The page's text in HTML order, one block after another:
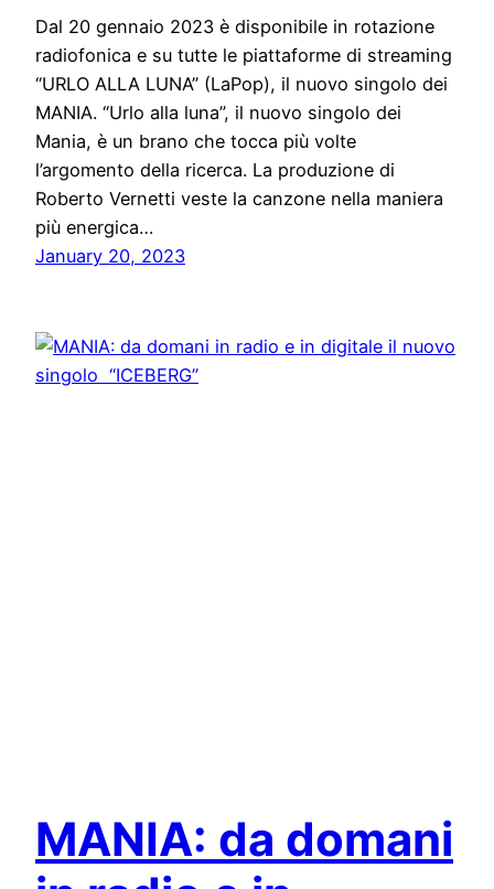
Dal 20 gennaio 2023 è disponibile in rotazione
radiofonica e su tutte le piattaforme di streaming
“URLO ALLA LUNA” (LaPop), il nuovo singolo dei
MANIA. “Urlo alla luna”, il nuovo singolo dei
Mania, è un brano che tocca più volte
l’argomento della ricerca. La produzione di
Roberto Vernetti veste la canzone nella maniera
più energica…
January 20, 2023
MANIA: da domani